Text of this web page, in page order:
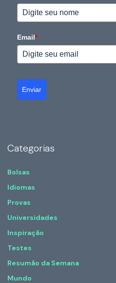
Email*
Enviar
Categorias
Bolsas
Idiomas
Provas
Universidades
Inspiração
Testes
Resumão da Semana
Mundo